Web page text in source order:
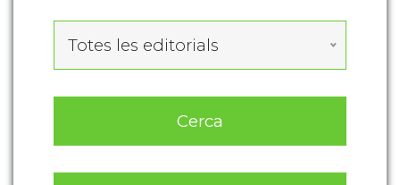
Totes les editorials
Cerca